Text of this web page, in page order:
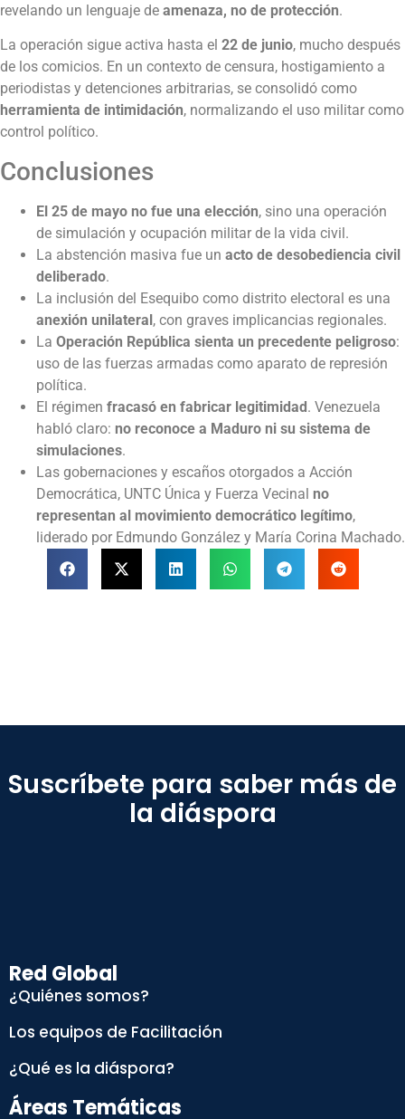
revelando un lenguaje de amenaza, no de protección.
La operación sigue activa hasta el 22 de junio, mucho después
de los comicios. En un contexto de censura, hostigamiento a
periodistas y detenciones arbitrarias, se consolidó como
herramienta de intimidación, normalizando el uso militar como
control político.
Conclusiones
El 25 de mayo no fue una elección, sino una operación
de simulación y ocupación militar de la vida civil.
La abstención masiva fue un acto de desobediencia civil
deliberado.
La inclusión del Esequibo como distrito electoral es una
anexión unilateral, con graves implicancias regionales.
La Operación República sienta un precedente peligroso:
uso de las fuerzas armadas como aparato de represión
política.
El régimen fracasó en fabricar legitimidad. Venezuela
habló claro: no reconoce a Maduro ni su sistema de
simulaciones.
Las gobernaciones y escaños otorgados a Acción
Democrática, UNTC Única y Fuerza Vecinal no
representan al movimiento democrático legítimo,
liderado por Edmundo González y María Corina Machado.
Suscríbete para saber más de
la diáspora
Red Global
¿Quiénes somos?
Los equipos de Facilitación
¿Qué es la diáspora?
Áreas Temáticas